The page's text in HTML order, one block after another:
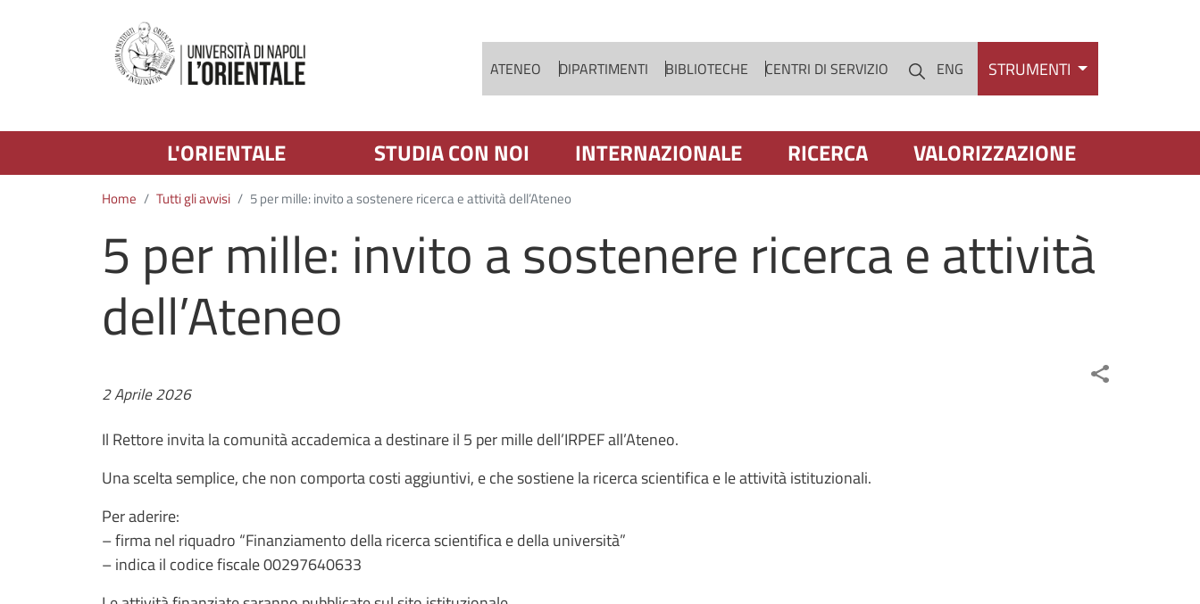
ATENEO DIPARTIMENTI BIBLIOTECHE CENTRI DI SERVIZIO CercaENG STRUMENTI
L'ORIENTALE STUDIA CON NOI INTERNAZIONALE RICERCA VALORIZZAZIONE
Home Tutti gli avvisi 5 per mille: invito a sostenere ricerca e attività dell’Ateneo
5 per mille: invito a sostenere ricerca e attività
dell’Ateneo
2 Aprile 2026
Il Rettore invita la comunità accademica a destinare il 5 per mille dell’IRPEF all’Ateneo.
Una scelta semplice, che non comporta costi aggiuntivi, e che sostiene la ricerca scientifica e le attività istituzionali.
Per aderire:
– firma nel riquadro “Finanziamento della ricerca scientifica e della università”
– indica il codice fiscale 00297640633